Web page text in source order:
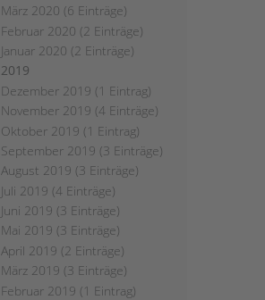
März 2020 (6 Einträge)
Februar 2020 (2 Einträge)
Januar 2020 (2 Einträge)
2019
Dezember 2019 (1 Eintrag)
November 2019 (4 Einträge)
Oktober 2019 (1 Eintrag)
September 2019 (3 Einträge)
August 2019 (3 Einträge)
Juli 2019 (4 Einträge)
Juni 2019 (3 Einträge)
Mai 2019 (3 Einträge)
April 2019 (2 Einträge)
März 2019 (3 Einträge)
Februar 2019 (1 Eintrag)